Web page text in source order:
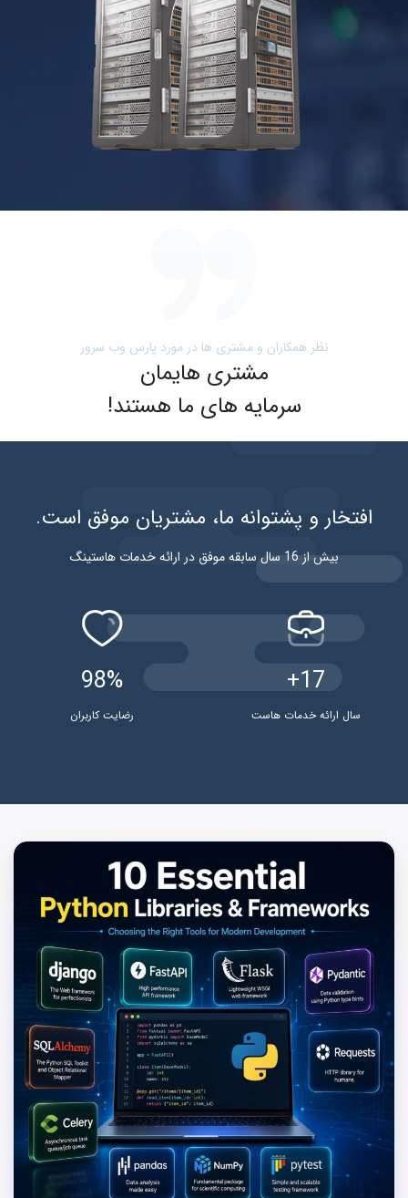
نظر همکاران و مشتری ها در مورد پارس وب سرور
مشتری هایمان
سرمایه های ما هستند!
افتخار و پشتوانه ما، مشتریان موفق است.
بیش از 16 سال سابقه موفق در ارائه خدمات هاستینگ
17+
سال ارائه خدمات هاست
98%
رضایت کاربران